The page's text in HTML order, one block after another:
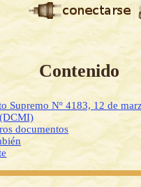
Contenido
Supremo Nº 4183, 12 de
documentos